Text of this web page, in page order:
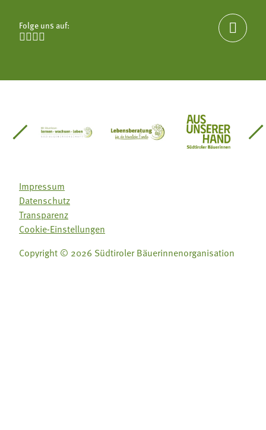
Folge uns auf:


Südtirol
Gärtnervereinigung
Sozialgenossenschaft Mit Bäuerinnen lernen -
Lebensberatung für dieAus unserer
Impressum
Datenschutz
Transparenz
Cookie-Einstellungen
Copyright © 2026 Südtiroler Bäuerinnenorganisation